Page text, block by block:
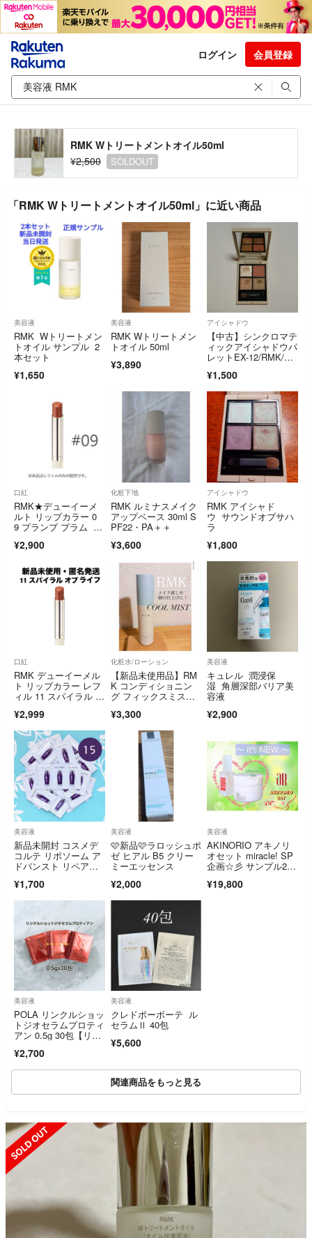
ログイン 会員登録
RMK Wトリートメントオイル50ml
¥2,500
SOLDOUT
「RMK Wトリートメントオイル50ml」に近い商品
美容液
RMK Wトリートメン
トオイル サンプル 2
本セット
¥1,650
美容液
RMK Wトリートメン
トオイル 50ml
¥3,890
アイシャドウ
【中古】シンクロマテ
ィックアイシャドウパ
レットEX-12/RMK/ア
¥1,500
口紅
RMK★デューイーメ
ルト リップカラー 0
9 プランプ プラム レ
¥2,900
化粧下地
RMK ルミナスメイク
アップベース 30ml S
PF22・PA＋＋
¥3,600
アイシャドウ
RMK アイシャド
ウ サウンドオブサハ
ラ
¥1,800
口紅
RMK デューイーメル
ト リップカラー レフ
ィル 11 スパイラル オ
¥2,999
化粧水/ローション
【新品未使用品】RM
K コンディショニン
グ フィックスミス
¥3,300
美容液
キュレル 潤浸保
湿 角層深部バリア美
容液
¥2,900
美容液
新品未開封 コスメデ
コルテ リポソーム ア
ドバンスト リペアセ
¥1,700
美容液
‎🩷新品‎🩷ラロッシュポ
ゼ ヒアル B5 クリー
ミーエッセンス
¥2,000
美容液
AKINORIO アキノリ
オセット miracle! SP
企画☆彡 サンプル2コ
¥19,800
美容液
POLA リンクルショッ
トジオセラムプロティ
アン 0.5g 30包【リピ
¥2,700
美容液
クレドポーボーテ ル
セラムⅡ 40包
¥5,600
関連商品をもっと見る
SOLD OUT